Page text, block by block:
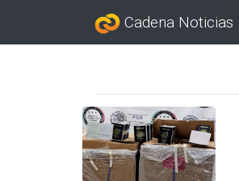
Cadena Noticias